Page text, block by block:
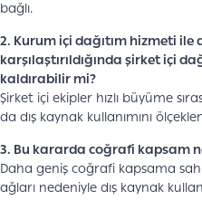
bağlı.
2. Kurum içi dağıtım hizmeti ile
karşılaştırıldığında şirket içi
kaldırabilir mi?
Şirket içi ekipler hızlı büyüme
da dış kaynak kullanımını
3. Bu kararda coğrafi kapsam
Daha geniş coğrafi kapsama
ağları nedeniyle dış kaynak